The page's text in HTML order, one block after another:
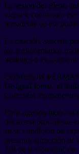
La sesión del Pleno
viernes, continuará
presidente de ese
La citación, suscrita
los parlamentarios
Sesiones o
COMISIÓN
De igual forma, el
Comisión Permanente
En la agenda figura el
declarada procedente
en su condición de
presunta infracción de
118 de la Constitución.